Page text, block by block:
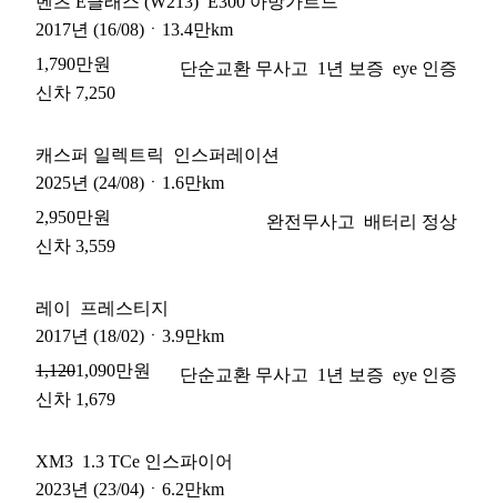
2017년 (16/08) ㆍ 13.4만km
1,790만원
단순교환 무사고 1년 보증 eye 인증
신차 7,250
캐스퍼 일렉트릭
인스퍼레이션
2025년 (24/08) ㆍ 1.6만km
2,950만원
완전무사고
배터리 정상
신차 3,559
레이
프레스티지
2017년 (18/02) ㆍ 3.9만km
1,1201,090만원 단순교환 무사고 1년 보증 eye 인증
신차 1,679
XM3 1.3 TCe 인스파이어
2023년 (23/04) ㆍ 6.2만km